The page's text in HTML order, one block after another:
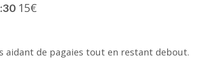
15€
aidant de pagaies tout en restant debout.